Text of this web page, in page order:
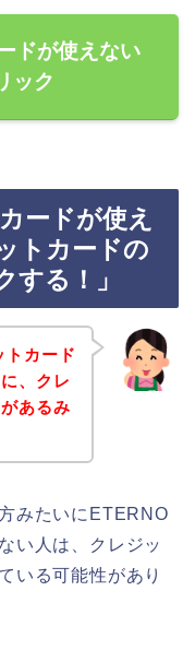
ドが使えない
ック
ードが使え
トカードの
する！」
カード
、クレ
あるみ
みたいにETERNO
い人は、クレジッ
いる可能性があり